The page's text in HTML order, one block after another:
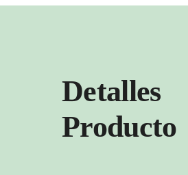
Detalles
Producto